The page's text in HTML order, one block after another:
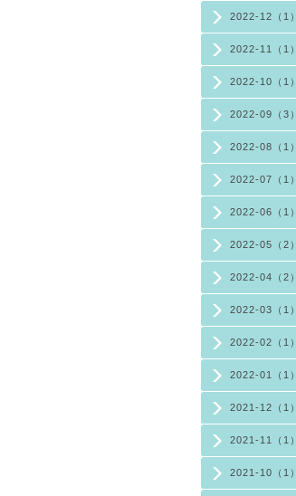
2022-12（1）
2022-11（1）
2022-10（1）
2022-09（3）
2022-08（1）
2022-07（1）
2022-06（1）
2022-05（2）
2022-04（2）
2022-03（1）
2022-02（1）
2022-01（1）
2021-12（1）
2021-11（1）
2021-10（1）